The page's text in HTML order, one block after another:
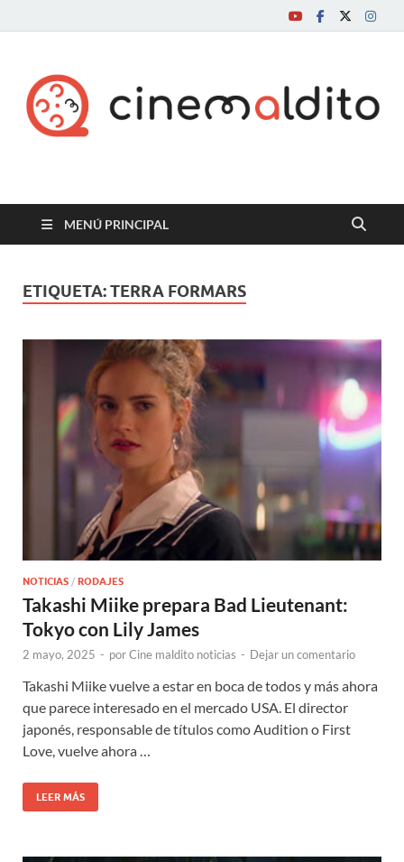
Cine maldito
MENÚ PRINCIPAL
ETIQUETA:TERRA FORMARS
NOTICIAS / RODAJES
Takashi Miike prepara Bad Lieutenant:
Tokyo con Lily James
2 mayo, 2025 - porCine maldito noticias - Dejar un comentario
Takashi Miike vuelve a estar en boca de todos y más ahora
que parece interesado en el mercado USA. El director
japonés, responsable de títulos como Audition o First
Love, vuelve ahora …
LEER MÁS